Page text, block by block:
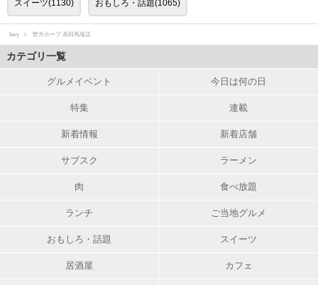
スイーツ(1130) おもしろ・話題(1065)
favy 野方ホープ 高田馬場店
カテゴリ一覧
グルメイベント 今日は何の日
特集 連載
新着情報 新着店舗
サブスク ラーメン
肉 食べ放題
ランチ ご当地グルメ
おもしろ・話題 スイーツ
居酒屋 カフェ